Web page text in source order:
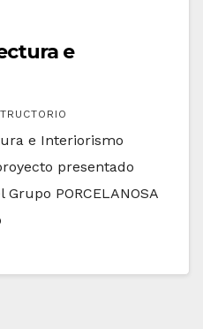
e
e Interiorismo
presentado
PORCELANOSA